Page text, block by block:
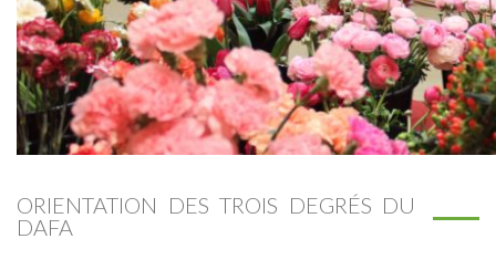
ORIENTATION DES TROIS DEGRÉS DU
DAFA